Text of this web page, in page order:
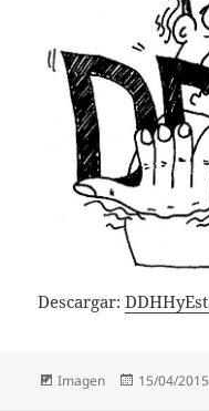
Descargar:
Formato
Imagen
Publicado
15/04/2015